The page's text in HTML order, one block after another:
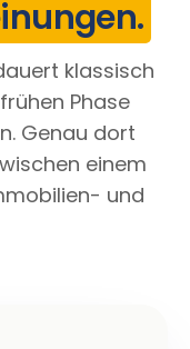
klassisch
Phase
Genau dort
einem
und